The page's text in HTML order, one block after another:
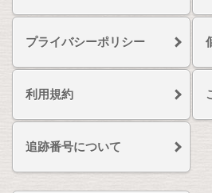
プライバシーポリシー
利用規約
追跡番号について